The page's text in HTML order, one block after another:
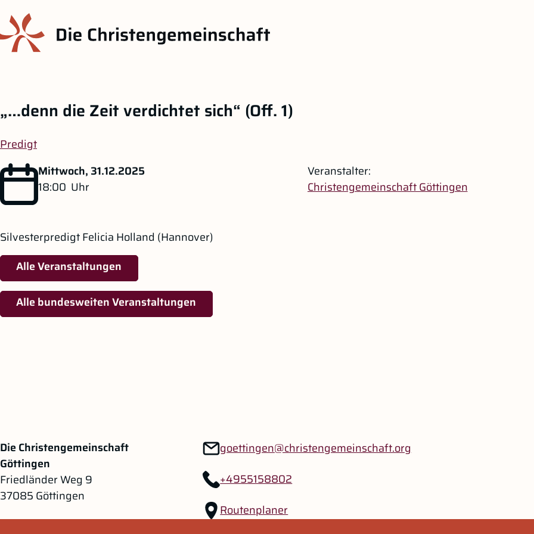
„…denn die Zeit verdichtet sich“ (Off. 1)
Predigt
Mittwoch, 31.12.2025
18:00 Uhr
Veranstalter:
Christengemeinschaft Göttingen
Silvesterpredigt Felicia Holland (Hannover)
Alle Veranstaltungen
Alle bundesweiten Veranstaltungen
Zum Hauptinhalt springen
Zur Navigation springen
Die Christengemeinschaft
Göttingen
Friedländer Weg 9
37085 Göttingen
goettingen@christengemeinschaft.org
+4955158802
Routenplaner